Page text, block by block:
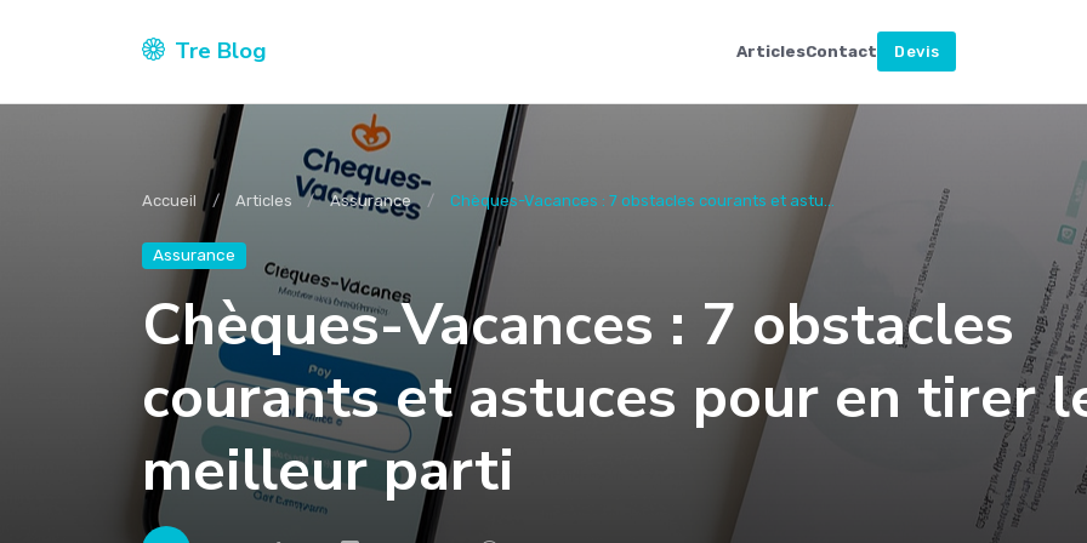
Tre Blog ArticlesContact Devis
Accueil Articles Assurance Chèques-Vacances : 7 obstacles courants et astu...
Assurance
Chèques-Vacances : 7 obstacles
courants et astuces pour en tirer
meilleur parti